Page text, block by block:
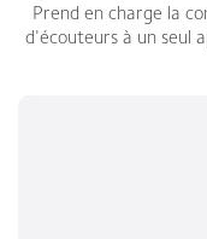
Prend en charge la
d'écouteurs à un seul